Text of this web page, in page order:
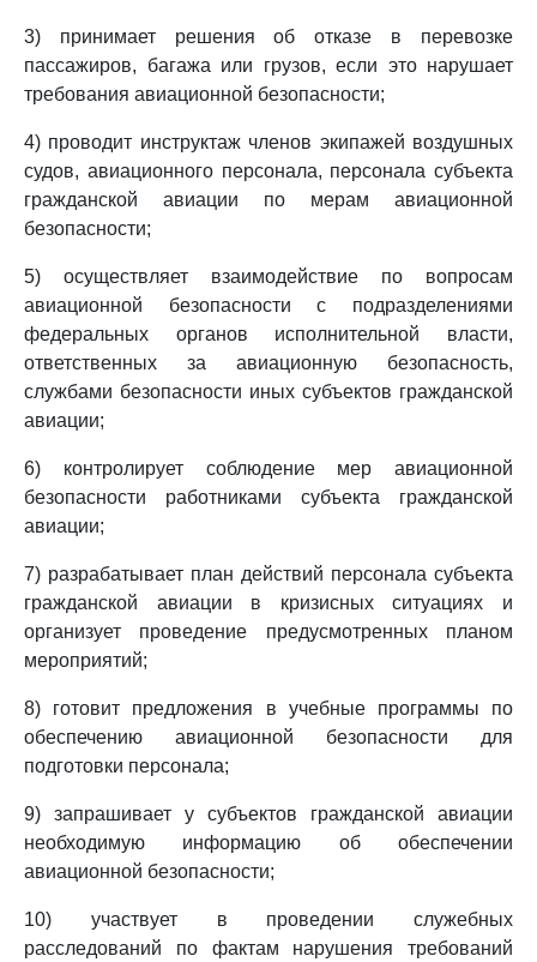
3) принимает решения об отказе в перевозке
пассажиров, багажа или грузов, если это нарушает
требования авиационной безопасности;
4) проводит инструктаж членов экипажей воздушных
судов, авиационного персонала, персонала субъекта
гражданской авиации по мерам авиационной
безопасности;
5) осуществляет взаимодействие по вопросам
авиационной безопасности с подразделениями
федеральных органов исполнительной власти,
ответственных за авиационную безопасность,
службами безопасности иных субъектов гражданской
авиации;
6) контролирует соблюдение мер авиационной
безопасности работниками субъекта гражданской
авиации;
7) разрабатывает план действий персонала субъекта
гражданской авиации в кризисных ситуациях и
организует проведение предусмотренных планом
мероприятий;
8) готовит предложения в учебные программы по
обеспечению авиационной безопасности для
подготовки персонала;
9) запрашивает у субъектов гражданской авиации
необходимую информацию об обеспечении
авиационной безопасности;
10) участвует в проведении служебных
расследований по фактам нарушения требований